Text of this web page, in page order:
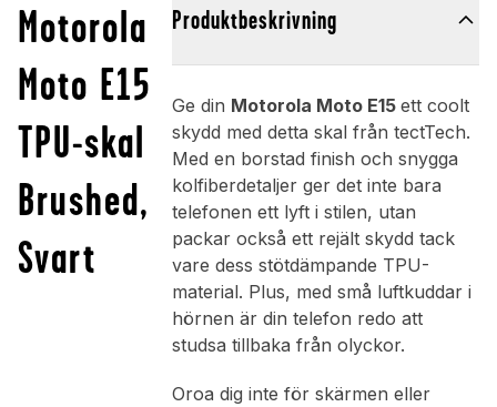
Motorola
Moto E15
TPU-skal
Brushed,
Svart
Produktbeskrivning
Ge din Motorola Moto E15 ett coolt
skydd med detta skal från tectTech.
Med en borstad finish och snygga
kolfiberdetaljer ger det inte bara
telefonen ett lyft i stilen, utan
packar också ett rejält skydd tack
vare dess stötdämpande TPU-
material. Plus, med små luftkuddar i
hörnen är din telefon redo att
studsa tillbaka från olyckor.
Oroa dig inte för skärmen eller